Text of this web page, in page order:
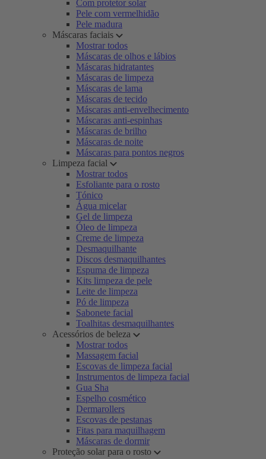
Com protetor solar
Pele com vermelhidão
Pele madura
Máscaras faciais
Mostrar todos
Máscaras de olhos e lábios
Máscaras hidratantes
Máscaras de limpeza
Máscaras de lama
Máscaras de tecido
Máscaras anti-envelhecimento
Máscaras anti-espinhas
Máscaras de brilho
Máscaras de noite
Máscaras para pontos negros
Limpeza facial
Mostrar todos
Esfoliante para o rosto
Tónico
Água micelar
Gel de limpeza
Óleo de limpeza
Creme de limpeza
Desmaquilhante
Discos desmaquilhantes
Espuma de limpeza
Kits limpeza de pele
Leite de limpeza
Pó de limpeza
Sabonete facial
Toalhitas desmaquilhantes
Acessórios de beleza
Mostrar todos
Massagem facial
Escovas de limpeza facial
Instrumentos de limpeza facial
Gua Sha
Espelho cosmético
Dermarollers
Escovas de pestanas
Fitas para maquilhagem
Máscaras de dormir
Proteção solar para o rosto